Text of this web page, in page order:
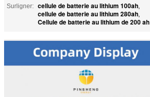
Surligner: cellule de batterie au lithium 100ah,
cellule de batterie au lithium 280ah,
Cellule de batterie au lithium de 200 ah